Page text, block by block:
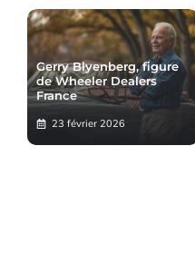
Gerry Blyenberg, figure
de Wheeler Dealers
France
23 février 2026